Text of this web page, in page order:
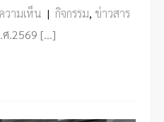
วามเห็น | กิจกรรม, ข่าวสาร
.2569 […]